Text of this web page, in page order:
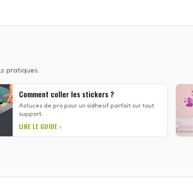
pratiques.
Comment coller les stickers ?
Astuces de pro pour un adhesif parfait sur tout
support.
LIRE LE GUIDE ›